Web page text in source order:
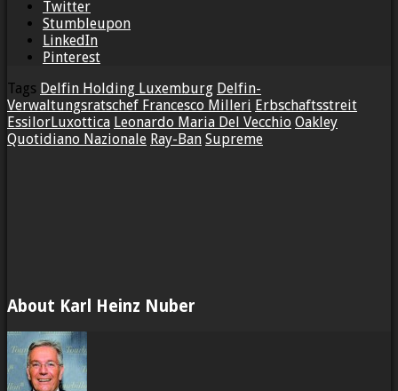
Twitter
Stumbleupon
LinkedIn
Pinterest
Tags Delfin Holding Luxemburg Delfin-
Verwaltungsratschef Francesco Milleri Erbschaftsstreit
EssilorLuxottica Leonardo Maria Del Vecchio Oakley
Quotidiano Nazionale Ray-Ban Supreme
About Karl Heinz Nuber